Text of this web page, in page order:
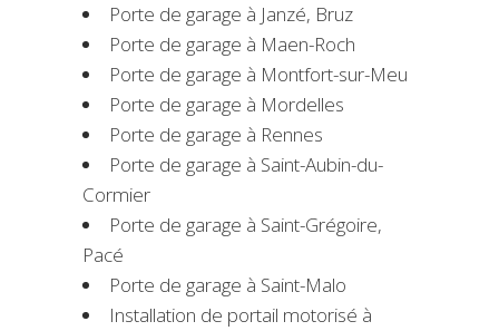
Porte de garage à Janzé, Bruz
Porte de garage à Maen-Roch
Porte de garage à Montfort-sur-Meu
Porte de garage à Mordelles
Porte de garage à Rennes
Porte de garage à Saint-Aubin-du-
Cormier
Porte de garage à Saint-Grégoire,
Pacé
Porte de garage à Saint-Malo
Installation de portail motorisé à